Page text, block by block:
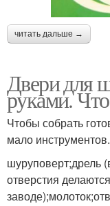
читать дальше →
Двери для
руками.
Чтобы собрать
мало
шуруповерт;дрель
отверстия